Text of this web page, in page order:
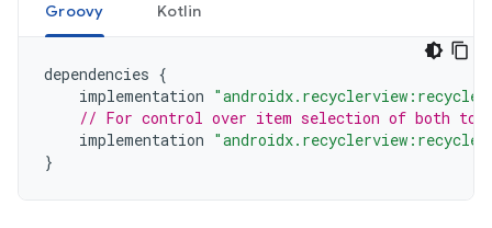
Groovy Kotlin
dependencies {
implementation
// For control over item selection of both
implementation
}